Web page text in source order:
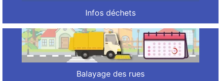
Infos déchets
Balayage des rues